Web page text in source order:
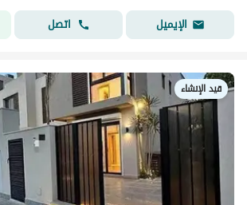
الإيميل
اتصل
قيد الإنشاء